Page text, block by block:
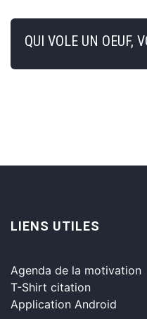
QUI VOLE UN OEUF,
LIENS UTILES
Agenda de la motivation
T-Shirt citation
Application Android